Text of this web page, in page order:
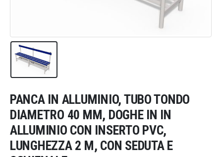
PANCA IN ALLUMINIO, TUBO TONDO
DIAMETRO 40 MM, DOGHE IN IN
ALLUMINIO CON INSERTO PVC,
LUNGHEZZA 2 M, CON SEDUTA E